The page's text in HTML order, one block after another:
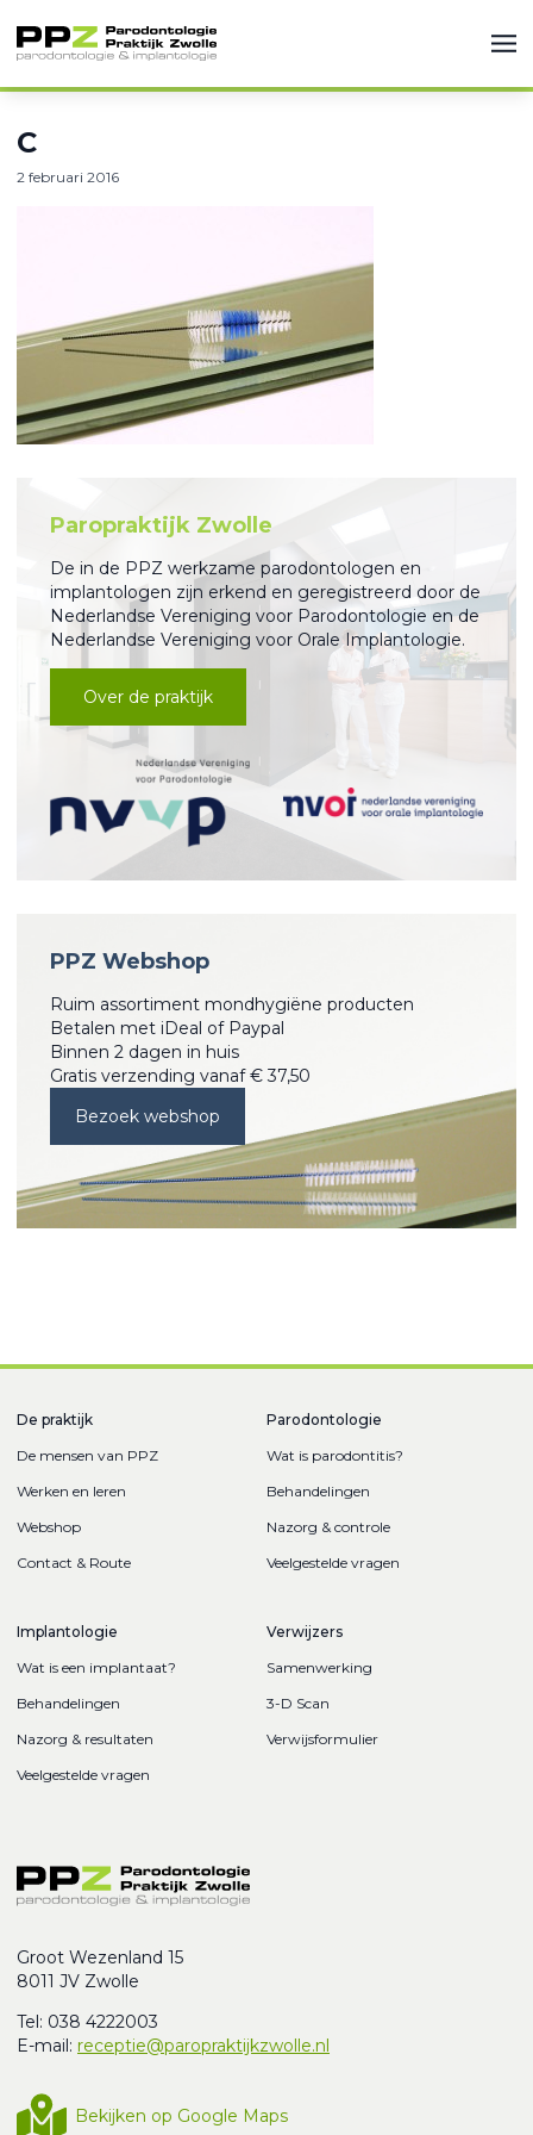
C
2 februari 2016
Paropraktijk Zwolle
De in de PPZ werkzame parodontologen en
implantologen zijn erkend en geregistreerd door de
Nederlandse Vereniging voor Parodontologie en de
Nederlandse Vereniging voor Orale Implantologie.
Over de praktijk
PPZ Webshop
Ruim assortiment mondhygiëne producten
Betalen met iDeal of Paypal
Binnen 2 dagen in huis
Gratis verzending vanaf € 37,50
Bezoek webshop
De praktijk
De mensen van PPZ
Werken en leren
Webshop
Contact & Route
Parodontologie
Wat is parodontitis?
Behandelingen
Nazorg & controle
Veelgestelde vragen
Implantologie
Wat is een implantaat?
Behandelingen
Nazorg & resultaten
Veelgestelde vragen
Verwijzers
Samenwerking
3-D Scan
Verwijsformulier
Groot Wezenland 15
8011 JV Zwolle
Tel: 038 4222003
E-mail: receptie@paropraktijkzwolle.nl
Bekijken op Google Maps